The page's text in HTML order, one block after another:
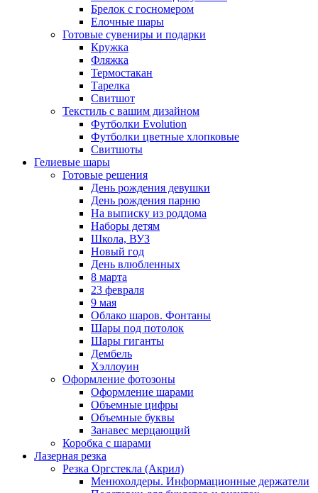
Брелок с госномером
Елочные шары
Готовые сувениры и подарки
Кружка
Фляжка
Термостакан
Тарелка
Свитшот
Текстиль с вашим дизайном
Футболки Evolution
Футболки цветные хлопковые
Свитшоты
Гелиевые шары
Готовые решения
День рождения девушки
День рождения парню
На выписку из роддома
Наборы детям
Школа, ВУЗ
Новый год
День влюбленных
8 марта
23 февраля
9 мая
Облако шаров. Фонтаны
Шары под потолок
Шары гиганты
Дембель
Хэллоуин
Оформление фотозоны
Оформление шарами
Объемные цифры
Объемные буквы
Занавес мерцающий
Коробка с шарами
Лазерная резка
Резка Оргстекла (Акрил)
Менюхолдеры. Информационные держатели